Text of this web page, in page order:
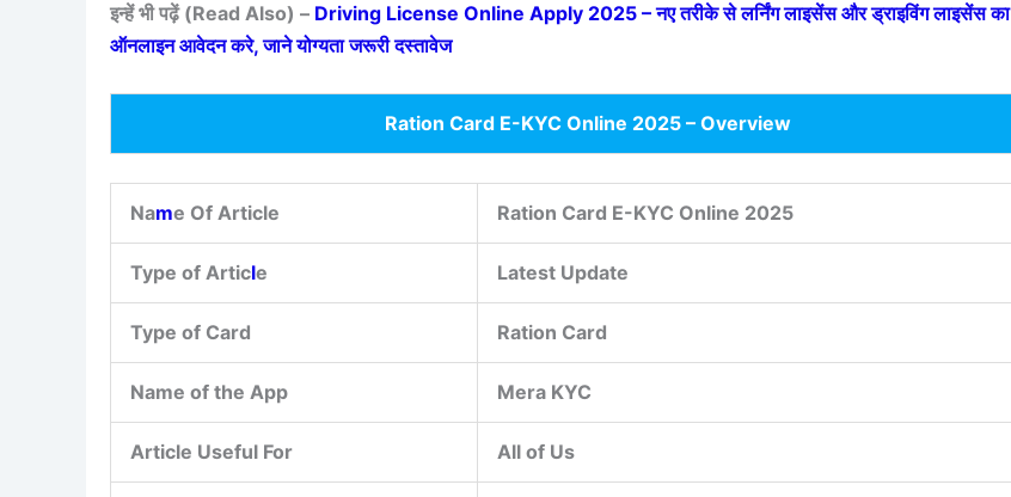
इन्हें भी पढ़ें (Read Also) – Driving License Online Apply 2025 – नए तरीके से लर्निंग लाइसेंस और ड्राइविंग लाइसेंस का
ऑनलाइन आवेदन करे, जाने योग्यता जरूरी दस्तावेज
Ration Card E-KYC Online 2025 – Overview
Name Of Article Ration Card E-KYC Online 2025
Type of Article Latest Update
Type of Card Ration Card
Name of the App Mera KYC
Article Useful For All of Us